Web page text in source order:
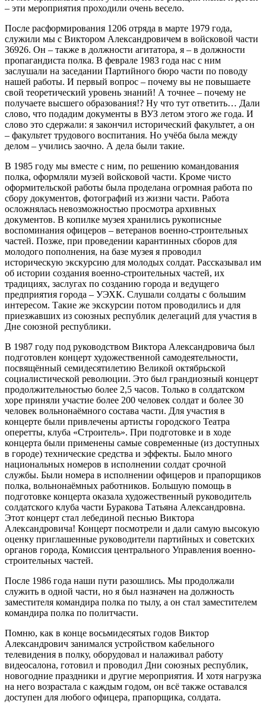
– эти мероприятия проходили очень весело.
После расформирования 1206 отряда в марте 1979 года,
служили мы с Виктором Александровичем в войсковой части
36926. Он – также в должности агитатора, я – в должности
пропагандиста полка. В феврале 1983 года нас с ним
заслушали на заседании Партийного бюро части по поводу
нашей работы. И первый вопрос – почему вы не повышаете
свой теоретический уровень знаний! А точнее – почему не
получаете высшего образования!? Ну что тут ответить… Дали
слово, что подадим документы в ВУЗ летом этого же года. И
слово это сдержали: я закончил исторический факультет, а он
– факультет трудового воспитания. Но учёба была между
делом – учились заочно. А дела были такие.
В 1985 году мы вместе с ним, по решению командования
полка, оформляли музей войсковой части. Кроме чисто
оформительской работы была проделана огромная работа по
сбору документов, фотографий из жизни части. Работа
осложнялась невозможностью просмотра архивных
документов. В копилке музея хранились рукописные
воспоминания офицеров – ветеранов военно-строительных
частей. Позже, при проведении карантинных сборов для
молодого пополнения, на базе музея я проводил
историческую экскурсию для молодых солдат. Рассказывал им
об истории создания военно-строительных частей, их
традициях, заслугах по созданию города и ведущего
предприятия города – УЭХК. Слушали солдаты с большим
интересом. Такие же экскурсии потом проводились и для
приезжавших из союзных республик делегаций для участия в
Дне союзной республики.
В 1987 году под руководством Виктора Александровича был
подготовлен концерт художественной самодеятельности,
посвящённый семидесятилетию Великой октябрьской
социалистической революции. Это был грандиозный концерт
продолжительностью более 2,5 часов. Только в солдатском
хоре приняли участие более 200 человек солдат и более 30
человек вольнонаёмного состава части. Для участия в
концерте были привлечены артисты городского Театра
оперетты, клуба «Строитель». При подготовке и в ходе
концерта были применены самые современные (из доступных
в городе) технические средства и эффекты. Было много
национальных номеров в исполнении солдат срочной
службы. Были номера в исполнении офицеров и прапорщиков
полка, вольнонаёмных работников. Большую помощь в
подготовке концерта оказала художественный руководитель
солдатского клуба части Буракова Татьяна Александровна.
Этот концерт стал лебединой песнью Виктора
Александровича! Концерт посмотрели и дали самую высокую
оценку приглашенные руководители партийных и советских
органов города, Комиссия центрального Управления военно-
строительных частей.
После 1986 года наши пути разошлись. Мы продолжали
служить в одной части, но я был назначен на должность
заместителя командира полка по тылу, а он стал заместителем
командира полка по политчасти.
Помню, как в конце восьмидесятых годов Виктор
Александрович занимался устройством кабельного
телевидения в полку, оборудовал и налаживал работу
видеосалона, готовил и проводил Дни союзных республик,
новогодние праздники и другие мероприятия. И хотя нагрузка
на него возрастала с каждым годом, он всё также оставался
доступен для любого офицера, прапорщика, солдата.